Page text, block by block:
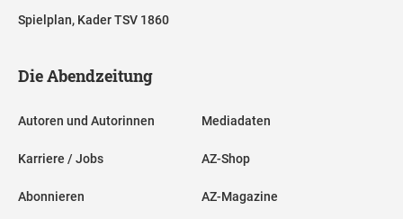
Spielplan, Kader TSV 1860
Die Abendzeitung
Autoren und Autorinnen
Karriere / Jobs
Abonnieren
Mediadaten
AZ-Shop
AZ-Magazine